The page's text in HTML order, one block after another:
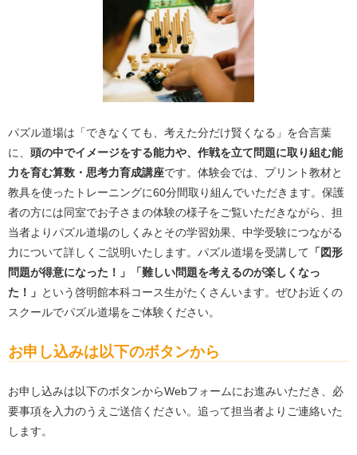
パズル道場は「できなくても、考えた分だけ賢くなる」を合言葉
に、 頭の中でイメージをする能力や、作戦を立て問題に取り組む能
力を育む算数・思考力育成講座です。体験会では、プリント教材と
教具を使ったトレーニングに60分間取り組んでいただきます。保護
者の方には同室でお子さまの体験の様子をご覧いただきながら、担
当者よりパズル道場のしくみとその学習効果、中学受験につながる
力について詳しくご説明いたします。 パズル道場を受講して 「図形
問題が得意になった！」「難しい問題を考えるのが楽しくなっ
た！」 という啓明館本科コース生がたくさんいます。ぜひお近くの
スクールでパズル道場をご体験ください。
お申し込みは以下のボタンから
お申し込みは以下のボタンからWebフォームにお進みいただき、必
要事項を入力のうえご送信ください。追って担当者よりご連絡いた
します。